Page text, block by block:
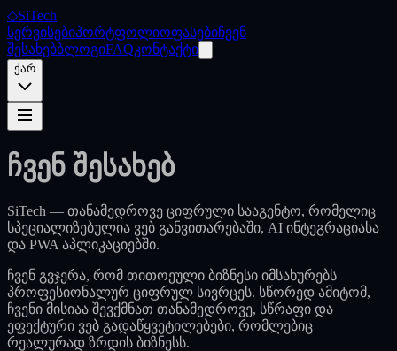
◇SiTech
სერვისებიპორტფოლიოფასებიჩვენ
შესახებბლოგიFAQკონტაქტი
ქარ
ჩვენ შესახებ
SiTech — თანამედროვე ციფრული სააგენტო, რომელიც
სპეციალიზებულია ვებ განვითარებაში, AI ინტეგრაციასა
და PWA აპლიკაციებში.
ჩვენ გვჯერა, რომ თითოეული ბიზნესი იმსახურებს
პროფესიონალურ ციფრულ სივრცეს. სწორედ ამიტომ,
ჩვენი მისიაა შევქმნათ თანამედროვე, სწრაფი და
ეფექტური ვებ გადაწყვეტილებები, რომლებიც
რეალურად ზრდის ბიზნესს.